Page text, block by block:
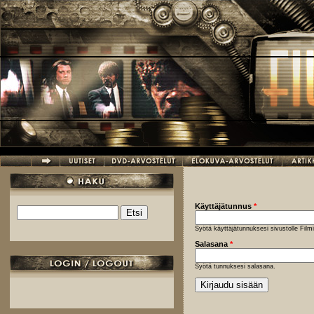
Hyppää pääsisältöön
Hakulomake
Käyttäjätunnus *
Syötä käyttäjätunnuksesi sivustolle
Salasana *
Syötä tunnuksesi salasana.